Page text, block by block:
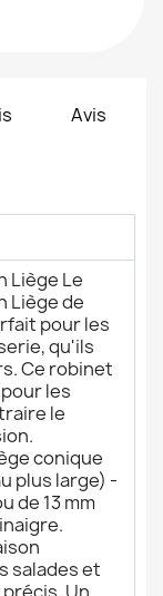
Avis
Liège Le
Liège de
pour les
qu'ils
Ce robinet
les
le
conique
plus large) -
de 13 mm
salades et